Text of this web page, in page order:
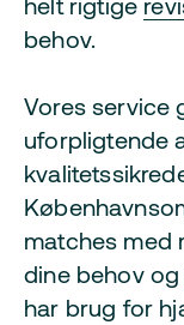
behov.
Vores service
uforpligtende
matches med
dine behov
har brug for